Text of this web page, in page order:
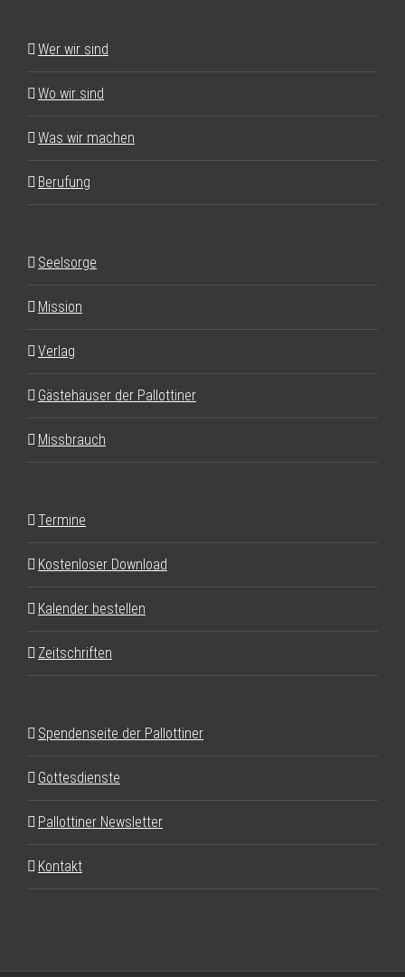
Wer wir sind
Wo wir sind
Was wir machen
Berufung
Seelsorge
Mission
Verlag
Gästehäuser der Pallottiner
Missbrauch
Termine
Kostenloser Download
Kalender bestellen
Zeitschriften
Spendenseite der Pallottiner
Gottesdienste
Pallottiner Newsletter
Kontakt